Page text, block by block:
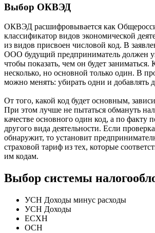
Выбор ОКВЭД
ОКВЭД расшифровывается как
классификатор видов экономической
из видов присвоен числовой код. В
ООО будущий предприниматель должен
чтобы показать, чем он будет
несколько, но основной только один. В
можно менять: убирать одни и добавлять
От того, какой код будет основным,
При этом лучше не пытаться обмануть
качестве основного один код, а по факту
другого вида деятельности. Если
обнаружит, то установит
страховой тариф из тех, которые
им кодам.
Выбор системы
УСН Доходы минус расходы
УСН Доходы
ЕСХН
ОСН